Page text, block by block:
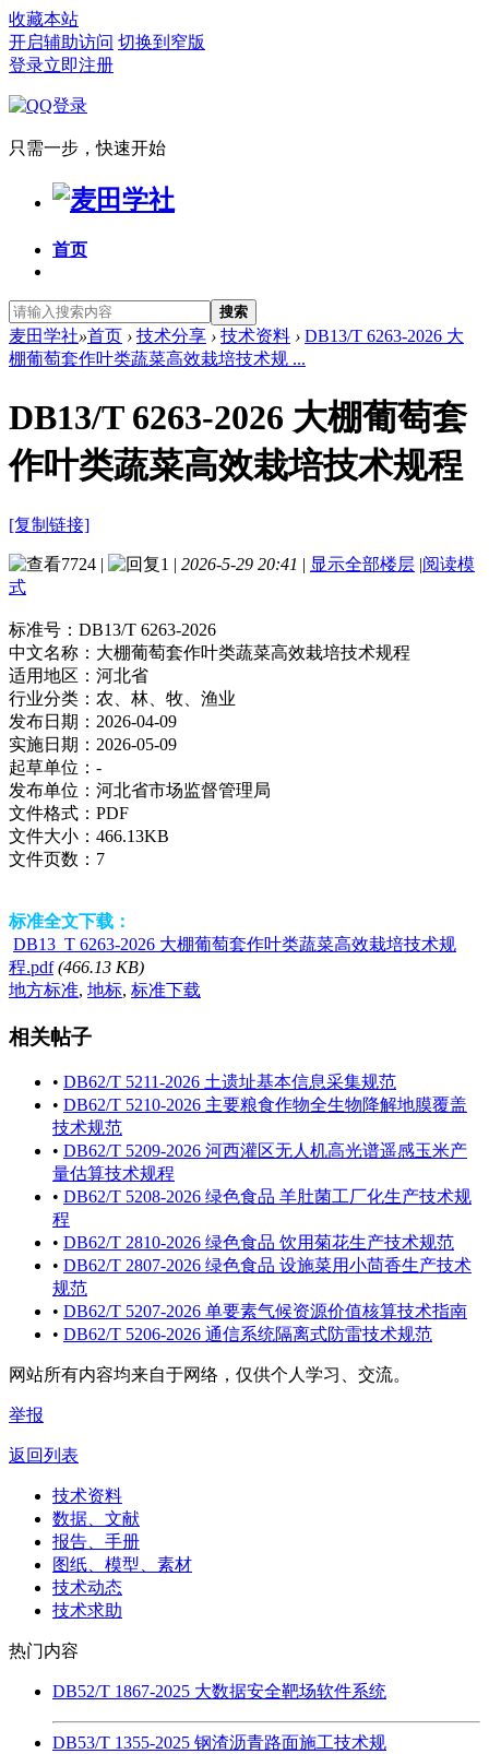
收藏本站
开启辅助访问 切换到窄版
登录立即注册
只需一步，快速开始
首页
搜索
麦田学社»首页 › 技术分享 › 技术资料 › DB13/T 6263-2026 大
棚葡萄套作叶类蔬菜高效栽培技术规 ...
DB13/T 6263-2026 大棚葡萄套
作叶类蔬菜高效栽培技术规程
[复制链接]
7724 | 1 | 2026-5-29 20:41 | 显示全部楼层 |阅读模
式
标准号： DB13/T 6263-2026
中文名称： 大棚葡萄套作叶类蔬菜高效栽培技术规程
适用地区： 河北省
行业分类： 农、林、牧、渔业
发布日期： 2026-04-09
实施日期： 2026-05-09
起草单位： -
发布单位： 河北省市场监督管理局
文件格式： PDF
文件大小： 466.13KB
文件页数： 7
标准全文下载：
DB13_T 6263-2026 大棚葡萄套作叶类蔬菜高效栽培技术规
程.pdf (466.13 KB)
地方标准, 地标, 标准下载
相关帖子
• DB62/T 5211-2026 土遗址基本信息采集规范
• DB62/T 5210-2026 主要粮食作物全生物降解地膜覆盖
技术规范
• DB62/T 5209-2026 河西灌区无人机高光谱遥感玉米产
量估算技术规程
• DB62/T 5208-2026 绿色食品 羊肚菌工厂化生产技术规
程
• DB62/T 2810-2026 绿色食品 饮用菊花生产技术规范
• DB62/T 2807-2026 绿色食品 设施菜用小茴香生产技术
规范
• DB62/T 5207-2026 单要素气候资源价值核算技术指南
• DB62/T 5206-2026 通信系统隔离式防雷技术规范
网站所有内容均来自于网络，仅供个人学习、交流。
举报
返回列表
技术资料
数据、文献
报告、手册
图纸、模型、素材
技术动态
技术求助
热门内容
DB52/T 1867-2025 大数据安全靶场软件系统
DB53/T 1355-2025 钢渣沥青路面施工技术规